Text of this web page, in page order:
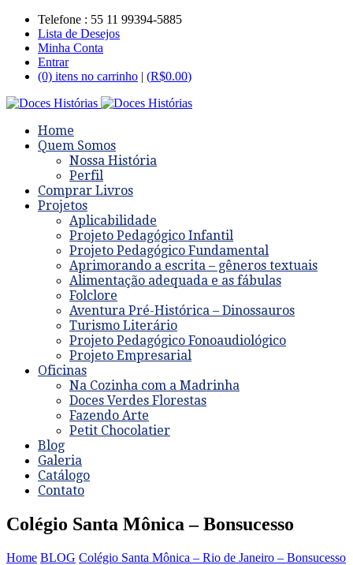
Telefone : 55 11 99394-5885
Lista de Desejos
Minha Conta
Entrar
(0) itens no carrinho | (R$0.00)
Home
Quem Somos
Nossa História
Perfil
Comprar Livros
Projetos
Aplicabilidade
Projeto Pedagógico Infantil
Projeto Pedagógico Fundamental
Aprimorando a escrita – gêneros textuais
Alimentação adequada e as fábulas
Folclore
Aventura Pré-Histórica – Dinossauros
Turismo Literário
Projeto Pedagógico Fonoaudiológico
Projeto Empresarial
Oficinas
Na Cozinha com a Madrinha
Doces Verdes Florestas
Fazendo Arte
Petit Chocolatier
Blog
Galeria
Catálogo
Contato
Colégio Santa Mônica – Bonsucesso
Home BLOG Colégio Santa Mônica – Rio de Janeiro – Bonsucesso